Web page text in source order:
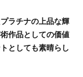
ラチナの上品な輝
作品としての価値
としても素晴らし